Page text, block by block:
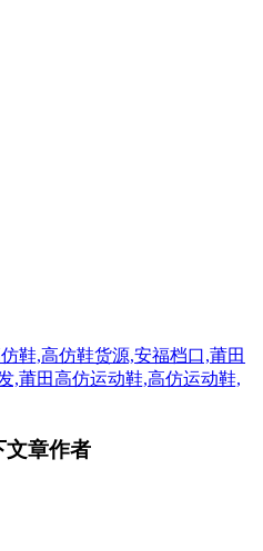
鞋,高仿鞋货源,安福档口,莆田
,莆田高仿运动鞋,高仿运动鞋,
文章作者